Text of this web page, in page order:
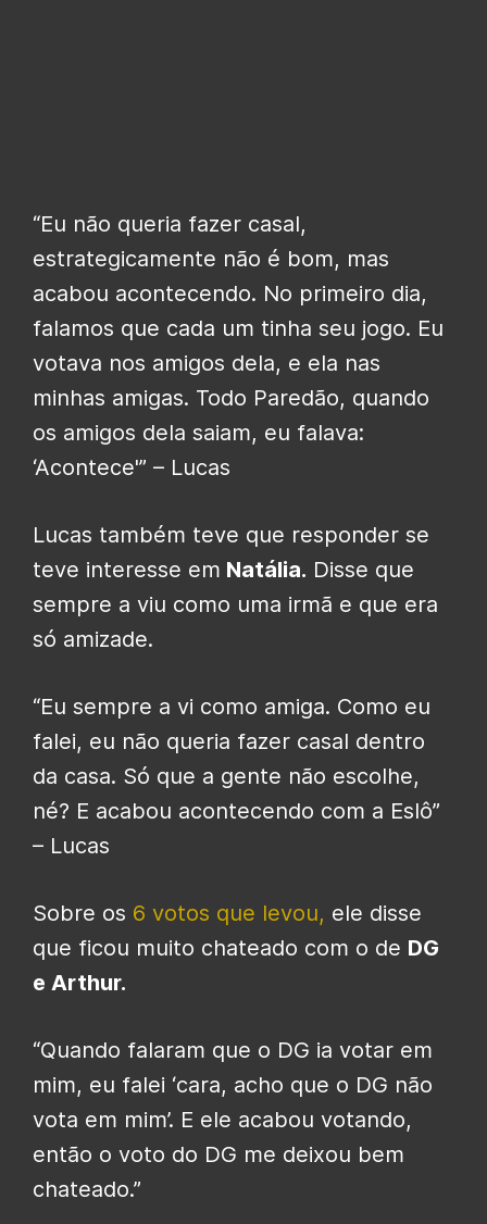
“Eu não queria fazer casal,
estrategicamente não é bom, mas
acabou acontecendo. No primeiro dia,
falamos que cada um tinha seu jogo. Eu
votava nos amigos dela, e ela nas
minhas amigas. Todo Paredão, quando
os amigos dela saiam, eu falava:
‘Acontece'” – Lucas
Lucas também teve que responder se
teve interesse em Natália. Disse que
sempre a viu como uma irmã e que era
só amizade.
“Eu sempre a vi como amiga. Como eu
falei, eu não queria fazer casal dentro
da casa. Só que a gente não escolhe,
né? E acabou acontecendo com a Eslô”
– Lucas
Sobre os 6 votos que levou, ele disse
que ficou muito chateado com o de DG
e Arthur.
“Quando falaram que o DG ia votar em
mim, eu falei ‘cara, acho que o DG não
vota em mim’. E ele acabou votando,
então o voto do DG me deixou bem
chateado.”